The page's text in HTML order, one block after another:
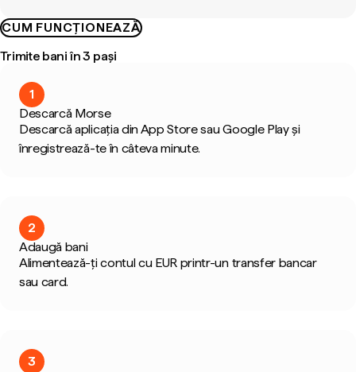
CUM FUNCȚIONEAZĂ
Trimite bani în 3 pași
1
Descarcă Morse
Descarcă aplicația din App Store sau Google Play și
înregistrează-te în câteva minute.
2
Adaugă bani
Alimentează-ți contul cu EUR printr-un transfer bancar
sau card.
3